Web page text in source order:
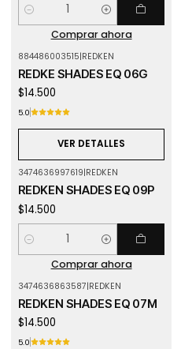
Cantidad
Comprar ahora
884486003515|REDKEN
REDKE SHADES EQ 06G
$14.500
5.0
VER DETALLES
3474636997619|REDKEN
REDKEN SHADES EQ 09P
$14.500
Cantidad
Comprar ahora
3474636863587|REDKEN
REDKEN SHADES EQ 07M
$14.500
5.0